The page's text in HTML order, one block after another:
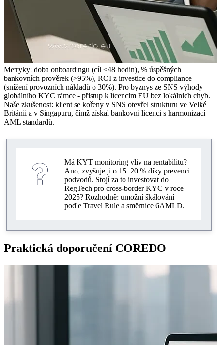
Metryky: doba onboardingu (cíl <48 hodin), % úspěšných
bankovních prověrek (>95%), ROI z investice do compliance
(snížení provozních nákladů o 30%). Pro byznys ze SNS výhody
globálního KYC rámce - přístup k licencím EU bez lokálních chyb.
Naše zkušenost: klient se kořeny v SNS otevřel strukturu ve Velké
Británii a v Singapuru, čímž získal bankovní licenci s harmonizací
AML standardů.
Má KYT monitoring vliv na rentabilitu?
Ano, zvyšuje ji o 15–20 % díky prevenci
podvodů. Stojí za to investovat do
RegTech pro cross-border KYC v roce
2025? Rozhodně: umožní škálování
podle Travel Rule a směrnice 6AMLD.
Praktická doporučení COREDO